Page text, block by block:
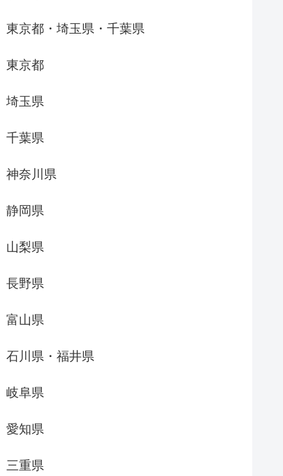
東京都・埼玉県・千葉県
東京都
埼玉県
千葉県
神奈川県
静岡県
山梨県
長野県
富山県
石川県・福井県
岐阜県
愛知県
三重県